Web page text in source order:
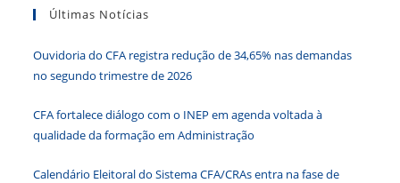
o
Últimas Notícias
Ouvidoria do CFA registra redução de 34,65% nas demandas
no segundo trimestre de 2026
CFA fortalece diálogo com o INEP em agenda voltada à
qualidade da formação em Administração
Calendário Eleitoral do Sistema CFA/CRAs entra na fase de